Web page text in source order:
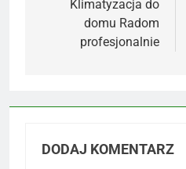
wpisuKlimatyzacja do
domu Radom
profesjonalnie
DODAJ KOMENTARZ